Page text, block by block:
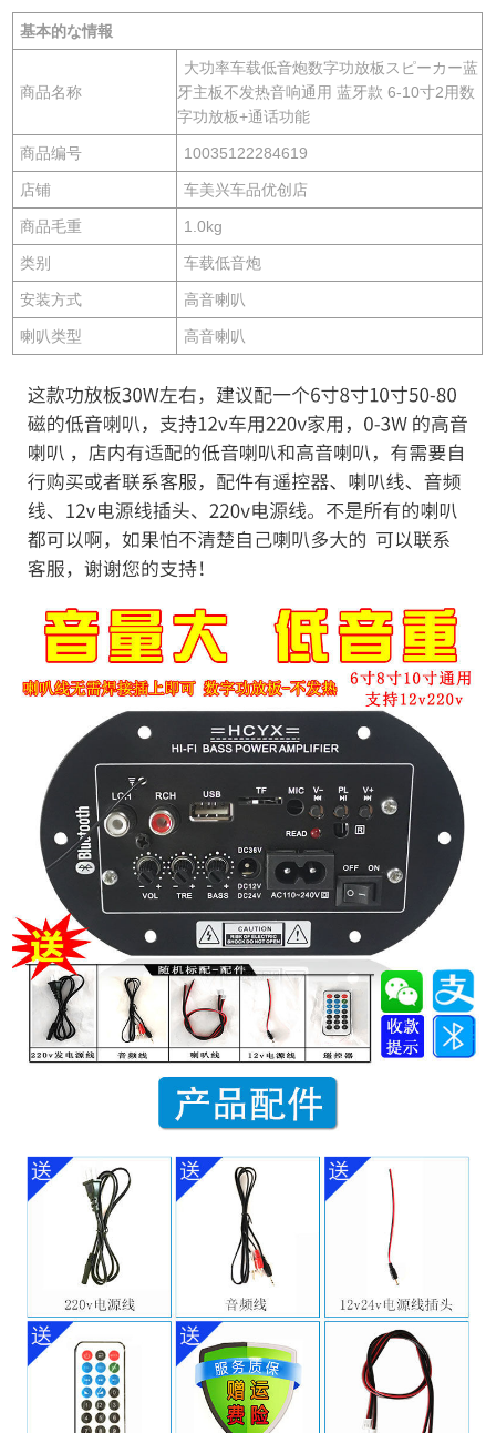
基本的な情報
商品名称
大功率车载低音炮数字功放板スピーカー蓝
牙主板不发热音响通用 蓝牙款 6-10寸2用数
字功放板+通话功能
商品编号 10035122284619
店铺 车美兴车品优创店
商品毛重 1.0kg
类别 车载低音炮
安装方式 高音喇叭
喇叭类型 高音喇叭